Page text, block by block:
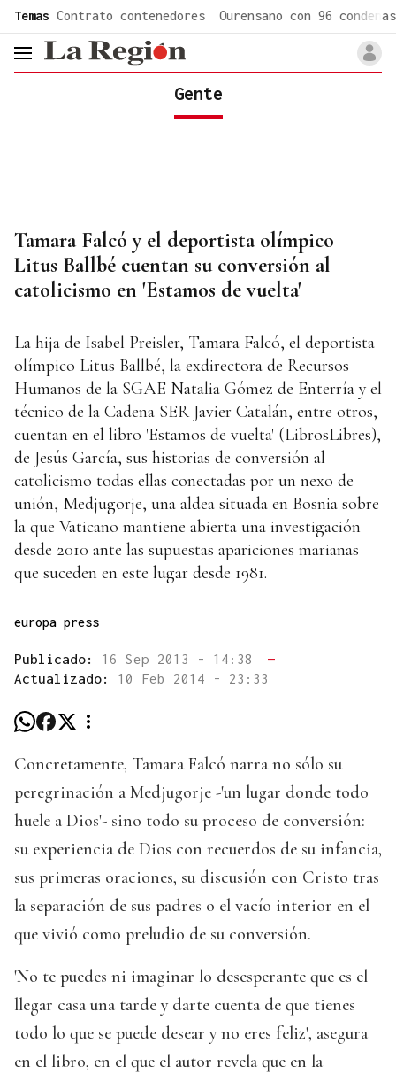
Temas Contrato contenedores Ourensano con 96 condenas
header.menu.open
Gente
Tamara Falcó y el deportista olímpico
Litus Ballbé cuentan su conversión al
catolicismo en 'Estamos de vuelta'
La hija de Isabel Preisler, Tamara Falcó, el deportista
olímpico Litus Ballbé, la exdirectora de Recursos
Humanos de la SGAE Natalia Gómez de Enterría y el
técnico de la Cadena SER Javier Catalán, entre otros,
cuentan en el libro 'Estamos de vuelta' (LibrosLibres),
de Jesús García, sus historias de conversión al
catolicismo todas ellas conectadas por un nexo de
unión, Medjugorje, una aldea situada en Bosnia sobre
la que Vaticano mantiene abierta una investigación
desde 2010 ante las supuestas apariciones marianas
que suceden en este lugar desde 1981.
europa press
Publicado: 16 Sep 2013 - 14:38
—
Actualizado: 10 Feb 2014 - 23:33
Concretamente, Tamara Falcó narra no sólo su
peregrinación a Medjugorje -'un lugar donde todo
huele a Dios'- sino todo su proceso de conversión:
su experiencia de Dios con recuerdos de su infancia,
sus primeras oraciones, su discusión con Cristo tras
la separación de sus padres o el vacío interior en el
que vivió como preludio de su conversión.
'No te puedes ni imaginar lo desesperante que es el
llegar casa una tarde y darte cuenta de que tienes
todo lo que se puede desear y no eres feliz', asegura
en el libro, en el que el autor revela que en la